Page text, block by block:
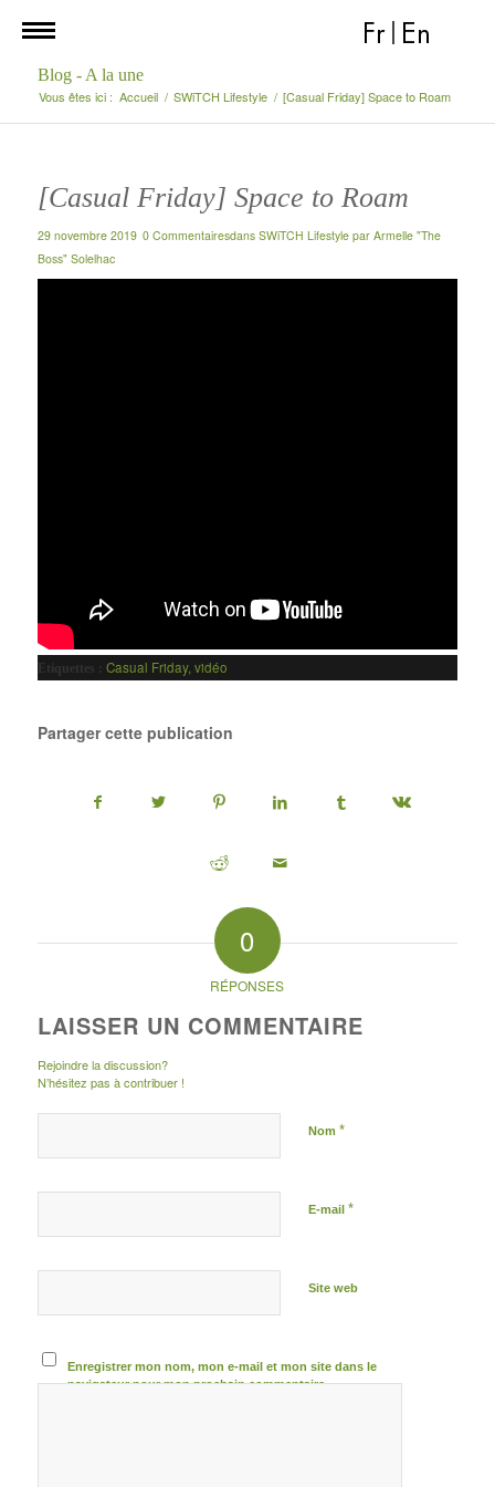
Fr En
Blog - A la une
Vous êtes ici : Accueil / SWiTCH Lifestyle / [Casual Friday] Space to Roam
[Casual Friday] Space to Roam
29 novembre 2019 0 Commentairesdans SWiTCH Lifestyle par Armelle "The
Boss" Solelhac
Etiquettes : Casual Friday, vidéo
Partager cette publication
0
RÉPONSES
LAISSER UN COMMENTAIRE
Rejoindre la discussion?
N’hésitez pas à contribuer !
Nom *
E-mail *
Site web
Enregistrer mon nom, mon e-mail et mon site dans le
navigateur pour mon prochain commentaire.